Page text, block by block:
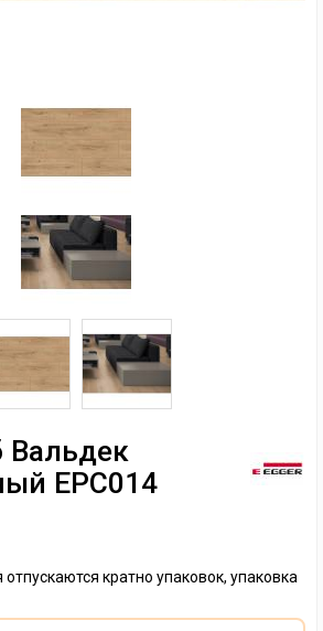
Вальдек
EPC014
кратно упаковок, упаковка